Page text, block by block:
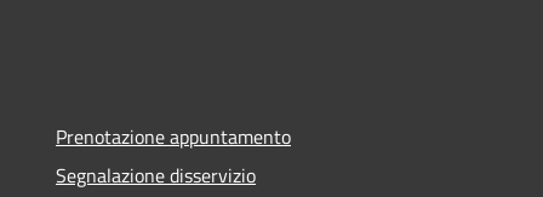
Prenotazione appuntamento
Segnalazione disservizio